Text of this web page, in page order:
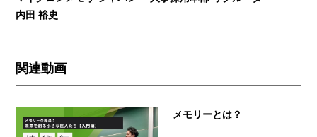
内田 裕史
関連動画
メモリーとは？